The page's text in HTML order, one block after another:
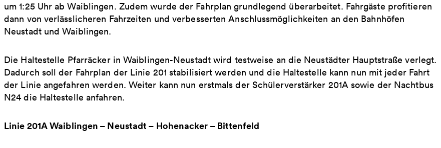
um 1:25 Uhr ab Waiblingen. Zudem wurde der Fahrplan grundlegend überarbeitet. Fahrgäste profitieren
dann von verlässlicheren Fahrzeiten und verbesserten Anschlussmöglichkeiten an den Bahnhöfen
Neustadt und Waiblingen.
Die Haltestelle Pfarräcker in Waiblingen-Neustadt wird testweise an die Neustädter Hauptstraße verlegt.
Dadurch soll der Fahrplan der Linie 201 stabilisiert werden und die Haltestelle kann nun mit jeder Fahrt
der Linie angefahren werden. Weiter kann nun erstmals der Schülerverstärker 201A sowie der Nachtbus
N24 die Haltestelle anfahren.
Linie 201AWaiblingen – Neustadt – Hohenacker – Bittenfeld